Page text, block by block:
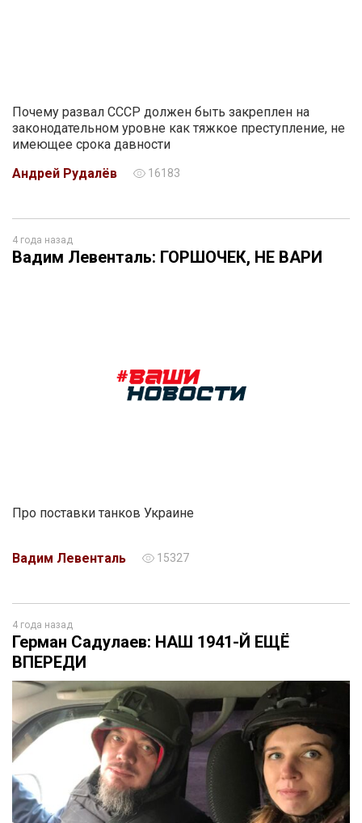
Почему развал СССР должен быть закреплен на
законодательном уровне как тяжкое преступление, не
имеющее срока давности
Андрей Рудалёв
16183
4 года назад
Вадим Левенталь: ГОРШОЧЕК, НЕ ВАРИ
Про поставки танков Украине
Вадим Левенталь 15327
4 года назад
Герман Садулаев: НАШ 1941-Й ЕЩЁ
ВПЕРЕДИ